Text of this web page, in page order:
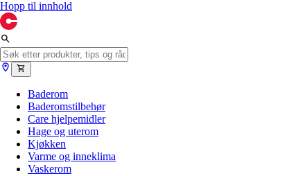
Hopp til innhold
Baderom
Baderomstilbehør
Care hjelpemidler
Hage og uterom
Kjøkken
Varme og inneklima
Vaskerom